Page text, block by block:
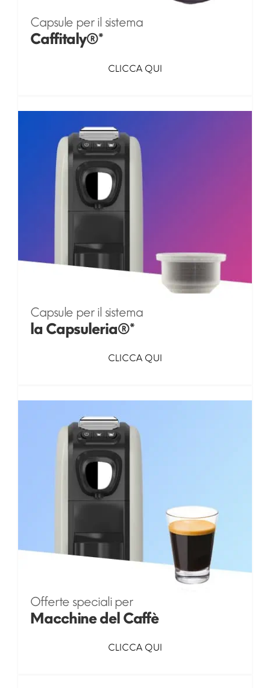
Capsule per il sistema
Caffitaly®*
CLICCA QUI
Capsule per il sistema
la Capsuleria®*
CLICCA QUI
Offerte speciali per
Macchine del Caffè
CLICCA QUI